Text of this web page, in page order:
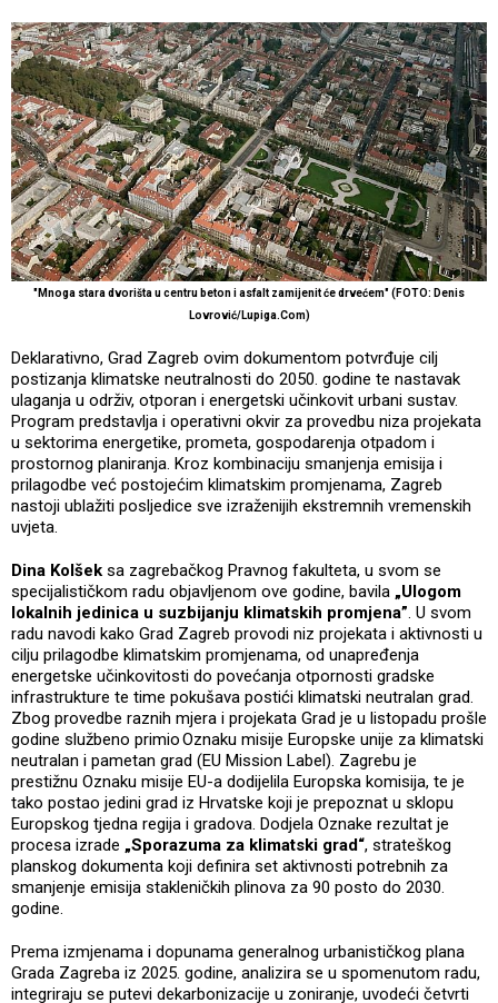
"Mnoga stara dvorišta u centru beton i asfalt zamijenit će drvećem" (FOTO: Denis
Lovrović/Lupiga.Com)
Deklarativno, Grad Zagreb ovim dokumentom potvrđuje cilj
postizanja klimatske neutralnosti do 2050. godine te nastavak
ulaganja u održiv, otporan i energetski učinkovit urbani sustav.
Program predstavlja i operativni okvir za provedbu niza projekata
u sektorima energetike, prometa, gospodarenja otpadom i
prostornog planiranja. Kroz kombinaciju smanjenja emisija i
prilagodbe već postojećim klimatskim promjenama, Zagreb
nastoji ublažiti posljedice sve izraženijih ekstremnih vremenskih
uvjeta.
Dina Kolšek sa zagrebačkog Pravnog fakulteta, u svom se
specijalističkom radu objavljenom ove godine, bavila „Ulogom
lokalnih jedinica u suzbijanju klimatskih promjena”. U svom
radu navodi kako Grad Zagreb provodi niz projekata i aktivnosti u
cilju prilagodbe klimatskim promjenama, od unapređenja
energetske učinkovitosti do povećanja otpornosti gradske
infrastrukture te time pokušava postići klimatski neutralan grad.
Zbog provedbe raznih mjera i projekata Grad je u listopadu prošle
godine službeno primio Oznaku misije Europske unije za klimatski
neutralan i pametan grad (EU Mission Label). Zagrebu je
prestižnu Oznaku misije EU-a dodijelila Europska komisija, te je
tako postao jedini grad iz Hrvatske koji je prepoznat u sklopu
Europskog tjedna regija i gradova. Dodjela Oznake rezultat je
procesa izrade „Sporazuma za klimatski grad“, strateškog
planskog dokumenta koji definira set aktivnosti potrebnih za
smanjenje emisija stakleničkih plinova za 90 posto do 2030.
godine.
Prema izmjenama i dopunama generalnog urbanističkog plana
Grada Zagreba iz 2025. godine, analizira se u spomenutom radu,
integriraju se putevi dekarbonizacije u zoniranje, uvodeći četvrti